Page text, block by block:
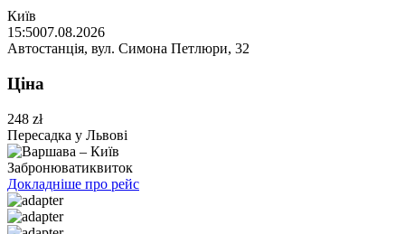
Київ
15:5007.08.2026
Автостанція, вул. Симона Петлюри, 32
Ціна
248 zł
Пересадка у Львові
Забронюватиквиток
Докладніше про рейс